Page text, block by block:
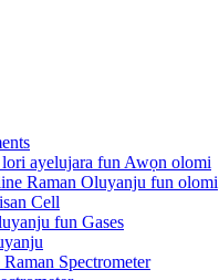
ayelujara fun Awọn olomi
Raman Oluyanju fun olomi
Cell
fun Gases
Spectrometer